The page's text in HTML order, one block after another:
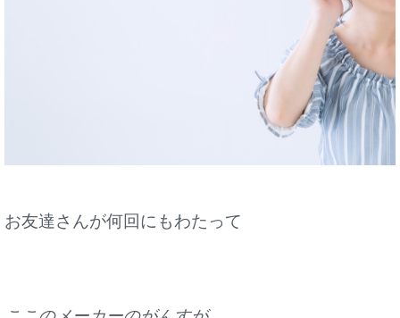
お友達さんが何回にもわたって